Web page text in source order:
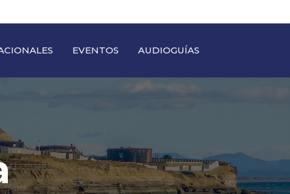
EVENTOS AUDIOGUÍAS